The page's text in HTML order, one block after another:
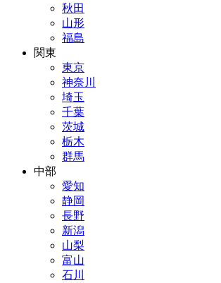
秋田
山形
福島
関東
東京
神奈川
埼玉
千葉
茨城
栃木
群馬
中部
愛知
静岡
長野
新潟
山梨
富山
石川